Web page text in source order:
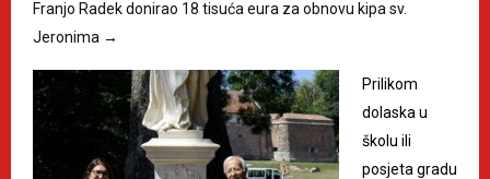
Franjo Radek donirao 18 tisuća eura za obnovu kipa sv.
Jeronima →
Prilikom
dolaska u
školu ili
posjeta gradu